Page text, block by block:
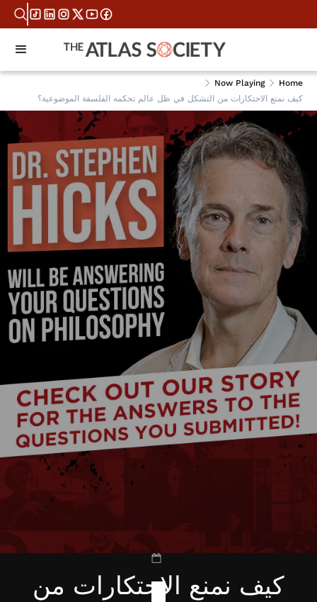
كيف نمنع الاحتكارات من
Home
Now Playing
كيف نمنع الاحتكارات من التشكل في ظل عالم تحكمه الفلسفة الموضوعية؟